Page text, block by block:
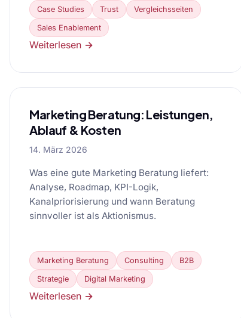
Case Studies Trust Vergleichsseiten
Sales Enablement
Weiterlesen →
Marketing Beratung: Leistungen,
Ablauf & Kosten
14. März 2026
Was eine gute Marketing Beratung liefert:
Analyse, Roadmap, KPI-Logik,
Kanalpriorisierung und wann Beratung
sinnvoller ist als Aktionismus.
Marketing Beratung Consulting B2B
Strategie Digital Marketing
Weiterlesen →